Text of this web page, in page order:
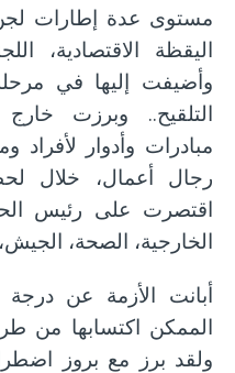
مستوى عدة إطارات
اليقظة الاقتصادية،
وأضيفت إليها في
التلقيح.. وبرزت
مبادرات وأدوار لأفراد
رجال أعمال، خلال
اقتصرت على رئيس
الخارجية، الصحة،
أبانت الأزمة عن درجة
الممكن اكتسابها من
ولقد برز مع بروز